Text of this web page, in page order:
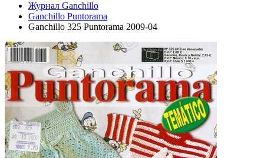
Журнал Ganchillo
Ganchillo Puntorama
Ganchillo 325 Puntorama 2009-04